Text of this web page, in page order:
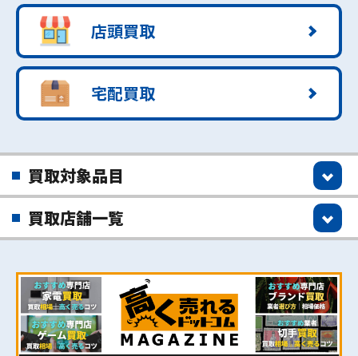
店頭買取
宅配買取
買取対象品目
買取店舗一覧